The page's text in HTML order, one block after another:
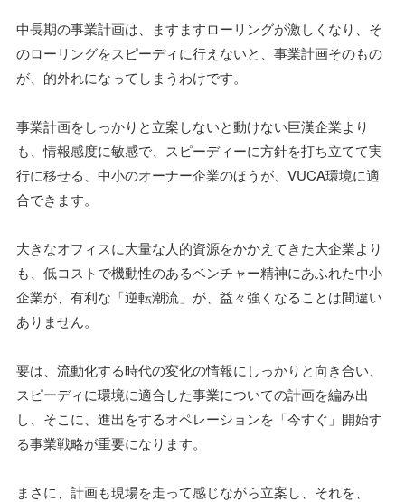
中長期の事業計画は、ますますローリングが激しくなり、そ
のローリングをスピーディに行えないと、事業計画そのもの
が、的外れになってしまうわけです。
事業計画をしっかりと立案しないと動けない巨漢企業より
も、情報感度に敏感で、スピーディーに方針を打ち立てて実
行に移せる、中小のオーナー企業のほうが、VUCA環境に適
合できます。
大きなオフィスに大量な人的資源をかかえてきた大企業より
も、低コストで機動性のあるベンチャー精神にあふれた中小
企業が、有利な「逆転潮流」が、益々強くなることは間違い
ありません。
要は、流動化する時代の変化の情報にしっかりと向き合い、
スピーディに環境に適合した事業についての計画を編み出
し、そこに、進出をするオペレーションを「今すぐ」開始す
る事業戦略が重要になります。
まさに、計画も現場を走って感じながら立案し、それを、